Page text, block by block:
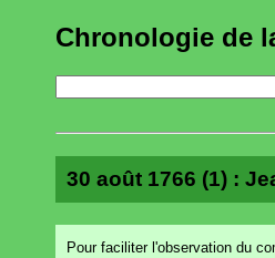
Chronologie de
30 août 1766 (1) :
Pour faciliter l'observation du